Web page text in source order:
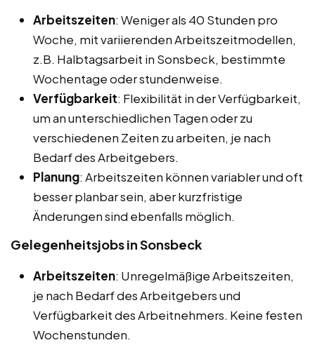
Arbeitszeiten: Weniger als 40 Stunden pro
Woche, mit variierenden Arbeitszeitmodellen,
z.B. Halbtagsarbeit in Sonsbeck, bestimmte
Wochentage oder stundenweise.
Verfügbarkeit: Flexibilität in der Verfügbarkeit,
um an unterschiedlichen Tagen oder zu
verschiedenen Zeiten zu arbeiten, je nach
Bedarf des Arbeitgebers.
Planung: Arbeitszeiten können variabler und oft
besser planbar sein, aber kurzfristige
Änderungen sind ebenfalls möglich.
Gelegenheitsjobs in Sonsbeck
Arbeitszeiten: Unregelmäßige Arbeitszeiten,
je nach Bedarf des Arbeitgebers und
Verfügbarkeit des Arbeitnehmers. Keine festen
Wochenstunden.